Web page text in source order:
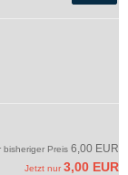
bisheriger Preis 6,00 EUR
Jetzt nur 3,00 EUR